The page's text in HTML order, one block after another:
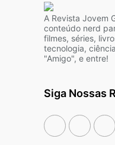
A Revista Jovem
conteúdo nerd
filmes, séries,
tecnologia,
"Amigo", e entre!
Siga Nossas